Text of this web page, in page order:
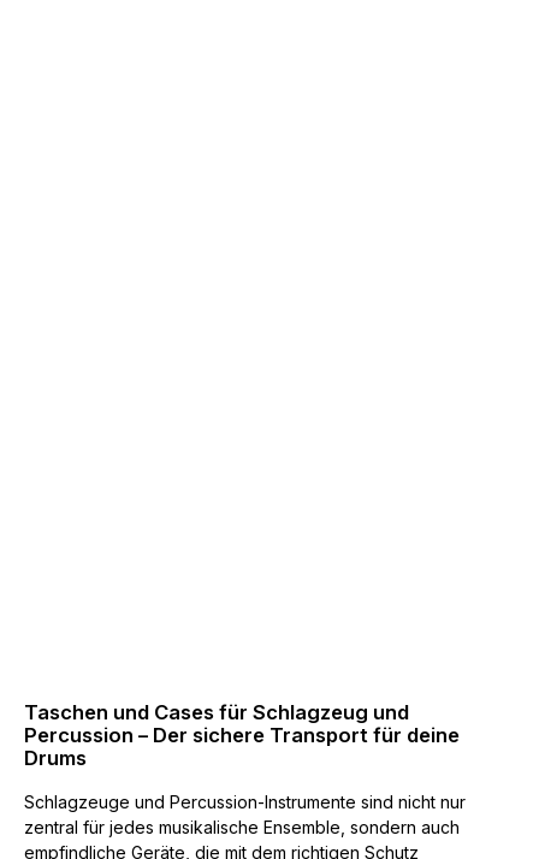
Taschen und Cases für Schlagzeug und
Percussion – Der sichere Transport für deine
Drums
Schlagzeuge und Percussion-Instrumente sind nicht nur
zentral für jedes musikalische Ensemble, sondern auch
empfindliche Geräte, die mit dem richtigen Schutz